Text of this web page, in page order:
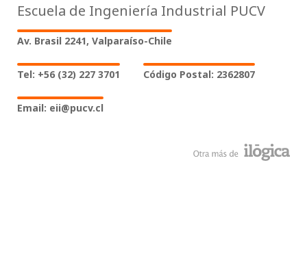
Escuela de Ingeniería Industrial PUCV
Av. Brasil 2241, Valparaíso-Chile
Tel: +56 (32) 227 3701 Código Postal: 2362807
Email: eii@pucv.cl